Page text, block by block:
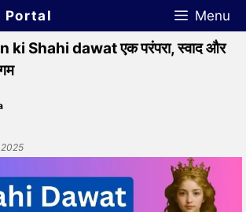
Portal Menu
Shahi dawat एक परंपरा, स्वाद और